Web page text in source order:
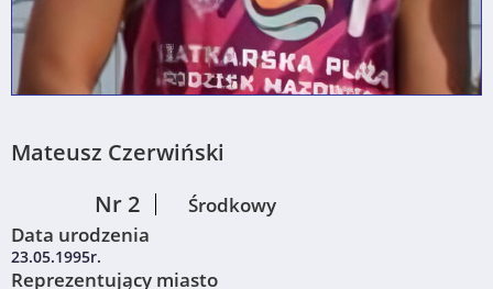
Mateusz Czerwiński
Nr 2
Środkowy
Data urodzenia
23.05.1995r.
Reprezentujący miasto